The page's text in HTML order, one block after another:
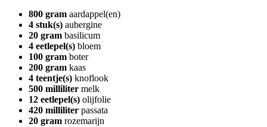
800 gram aardappel(en)
4 stuk(s) aubergine
20 gram basilicum
4 eetlepel(s) bloem
100 gram boter
200 gram kaas
4 teentje(s) knoflook
500 milliliter melk
12 eetlepel(s) olijfolie
420 milliliter passata
20 gram rozemarijn